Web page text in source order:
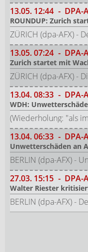
13.05. 12:44 - DPA-
ROUNDUP: Zurich
ZÜRICH (dpa-AFX) -
13.05.07:24 - DPA-
Zurich startet mit
ZÜRICH (dpa-AFX) -
13.04.08:33 - DPA-
WDH:
(Wiederholung: "als
13.04.06:33 - DPA-
Unwetterschäden an
BERLIN (dpa-AFX) -
27.03. 15:15 - DPA-
Walter Riester
BERLIN (dpa-AFX) -